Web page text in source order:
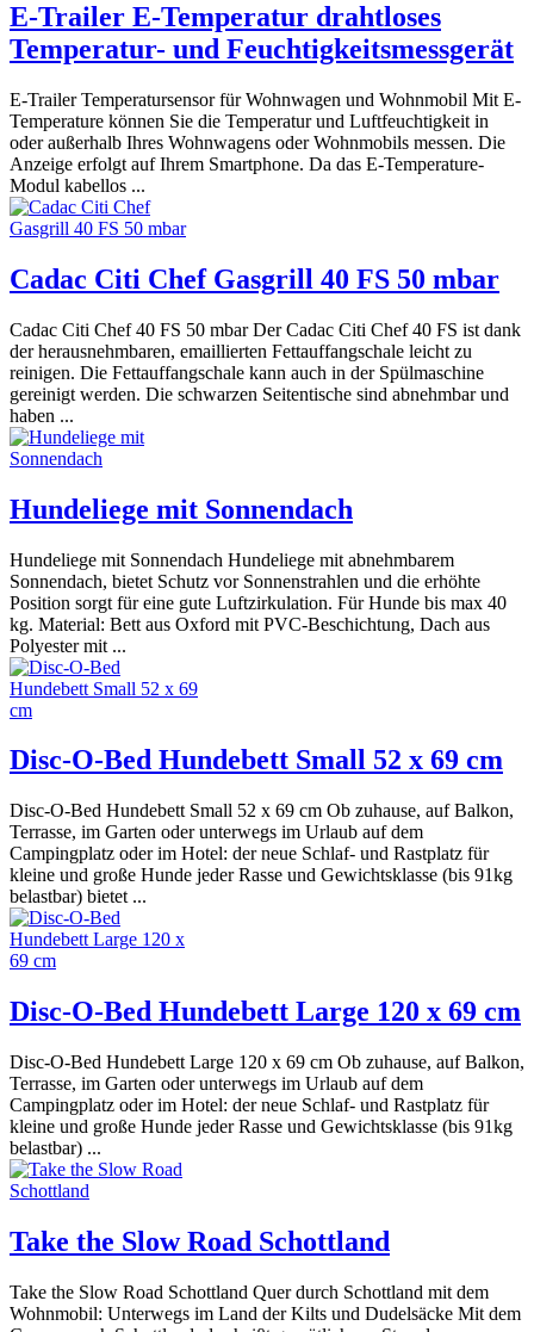
E-Trailer E-Temperatur drahtloses
Temperatur- und Feuchtigkeitsmessgerät
E-Trailer Temperatursensor für Wohnwagen und Wohnmobil Mit E-
Temperature können Sie die Temperatur und Luftfeuchtigkeit in
oder außerhalb Ihres Wohnwagens oder Wohnmobils messen. Die
Anzeige erfolgt auf Ihrem Smartphone. Da das E-Temperature-
Modul kabellos ...
Cadac Citi Chef Gasgrill 40 FS 50 mbar
Cadac Citi Chef 40 FS 50 mbar Der Cadac Citi Chef 40 FS ist dank
der herausnehmbaren, emaillierten Fettauffangschale leicht zu
reinigen. Die Fettauffangschale kann auch in der Spülmaschine
gereinigt werden. Die schwarzen Seitentische sind abnehmbar und
haben ...
Hundeliege mit Sonnendach
Hundeliege mit Sonnendach Hundeliege mit abnehmbarem
Sonnendach, bietet Schutz vor Sonnenstrahlen und die erhöhte
Position sorgt für eine gute Luftzirkulation. Für Hunde bis max 40
kg. Material: Bett aus Oxford mit PVC-Beschichtung, Dach aus
Polyester mit ...
Disc-O-Bed Hundebett Small 52 x 69 cm
Disc-O-Bed Hundebett Small 52 x 69 cm Ob zuhause, auf Balkon,
Terrasse, im Garten oder unterwegs im Urlaub auf dem
Campingplatz oder im Hotel: der neue Schlaf- und Rastplatz für
kleine und große Hunde jeder Rasse und Gewichtsklasse (bis 91kg
belastbar) bietet ...
Disc-O-Bed Hundebett Large 120 x 69 cm
Disc-O-Bed Hundebett Large 120 x 69 cm Ob zuhause, auf Balkon,
Terrasse, im Garten oder unterwegs im Urlaub auf dem
Campingplatz oder im Hotel: der neue Schlaf- und Rastplatz für
kleine und große Hunde jeder Rasse und Gewichtsklasse (bis 91kg
belastbar) ...
Take the Slow Road Schottland
Take the Slow Road Schottland Quer durch Schottland mit dem
Wohnmobil: Unterwegs im Land der Kilts und Dudelsäcke Mit dem